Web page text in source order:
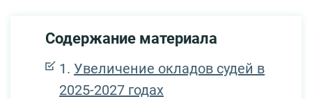
Содержание материала
Увеличение окладов судей в
2025-2027 годах